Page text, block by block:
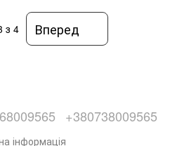
з 4 Вперед
+380738009565
інформація